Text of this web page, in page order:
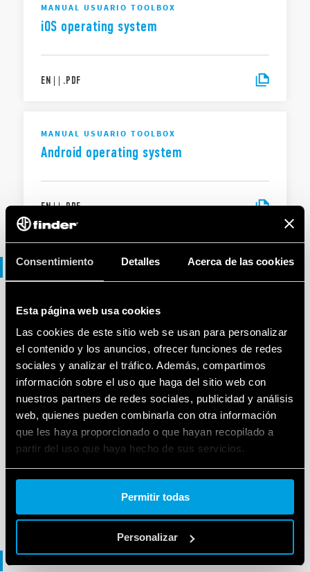
Consentimiento Detalles Acerca de las cookies
Esta página web usa cookies
Las cookies de este sitio web se usan para personalizar
el contenido y los anuncios, ofrecer funciones de redes
sociales y analizar el tráfico. Además, compartimos
información sobre el uso que haga del sitio web con
nuestros partners de redes sociales, publicidad y análisis
web, quienes pueden combinarla con otra información
que les haya proporcionado o que hayan recopilado a
partir del uso que haya hecho de sus servicios.
Cookie policy.
Permitir todas
Personalizar
MANUAL USUARIO TOOLBOX
iOS operating system
EN | | .PDF
MANUAL USUARIO TOOLBOX
Android operating system
EN|| .PDF
Folleto
FOLLETO
Soluciones para la gestión de la luz
ES|| .PDF
Lighting management